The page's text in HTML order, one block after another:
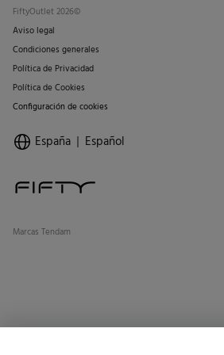
FiftyOutlet 2026©
Aviso legal
Condiciones generales
Política de Privacidad
Política de Cookies
Configuración de cookies
España Español
Marcas Tendam